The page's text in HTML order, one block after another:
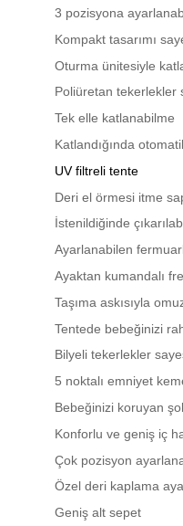
3 pozisyona
Kompakt tasarımı
Oturma ünitesiyle
Poliüretan tekerlekler
Tek elle katlanabilme
Katlandığında
UV filtreli tente
Deri el örmesi itme
İstenildiğinde
Ayarlanabilen
Ayaktan kumandalı
Taşıma askısıyla
Tentede bebeğinizi
Bilyeli tekerlekler
5 noktalı emniyet
Bebeğinizi koruyan
Konforlu ve geniş iç
Çok pozisyon
Özel deri kaplama
Geniş alt sepet